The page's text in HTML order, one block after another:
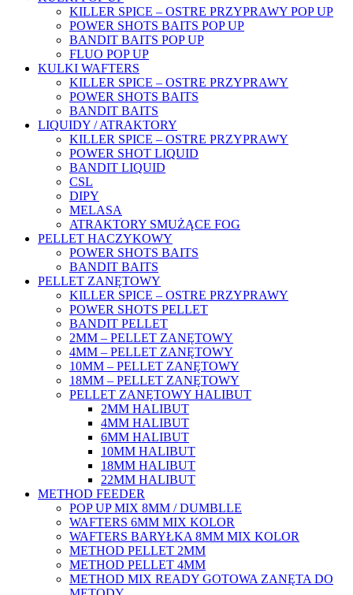
KILLER SPICE – OSTRE PRZYPRAWY POP UP
POWER SHOTS BAITS POP UP
BANDIT BAITS POP UP
FLUO POP UP
KULKI WAFTERS
KILLER SPICE – OSTRE PRZYPRAWY
POWER SHOTS BAITS
BANDIT BAITS
LIQUIDY / ATRAKTORY
KILLER SPICE – OSTRE PRZYPRAWY
POWER SHOT LIQUID
BANDIT LIQUID
CSL
DIPY
MELASA
ATRAKTORY SMUŻĄCE FOG
PELLET HACZYKOWY
POWER SHOTS BAITS
BANDIT BAITS
PELLET ZANĘTOWY
KILLER SPICE – OSTRE PRZYPRAWY
POWER SHOTS PELLET
BANDIT PELLET
2MM – PELLET ZANĘTOWY
4MM – PELLET ZANĘTOWY
10MM – PELLET ZANĘTOWY
18MM – PELLET ZANĘTOWY
PELLET ZANĘTOWY HALIBUT
2MM HALIBUT
4MM HALIBUT
6MM HALIBUT
10MM HALIBUT
18MM HALIBUT
22MM HALIBUT
METHOD FEEDER
POP UP MIX 8MM / DUMBLLE
WAFTERS 6MM MIX KOLOR
WAFTERS BARYŁKA 8MM MIX KOLOR
METHOD PELLET 2MM
METHOD PELLET 4MM
METHOD MIX READY GOTOWA ZANĘTA DO